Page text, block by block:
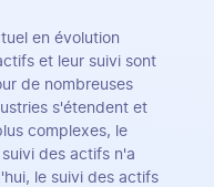
en évolution
et leur suivi sont
de nombreuses
s'étendent et
complexes, le
des actifs n'a
le suivi des actifs